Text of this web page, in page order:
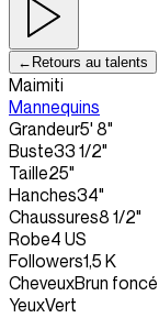
← Retours au talents
Maimiti
Mannequins
Grandeur5' 8"
Buste33 1/2"
Taille25"
Hanches34"
Chaussures8 1/2"
Robe4 US
Followers1,5 K
CheveuxBrun foncé
YeuxVert